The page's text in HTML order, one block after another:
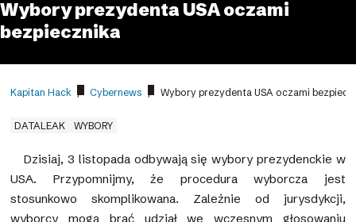
Wybory prezydenta USA oczami
bezpiecznika
Kapitan Hack / Cybernews / Wybory prezydenta USA oczami
DATALEAK WYBORY
Dzisiaj, 3 listopada odbywają się wybory prezydenckie w
USA. Przypomnijmy, że procedura wyborcza jest
stosunkowo skomplikowana. Zależnie od jurysdykcji,
wyborcy mogą brać udział we wczesnym głosowaniu